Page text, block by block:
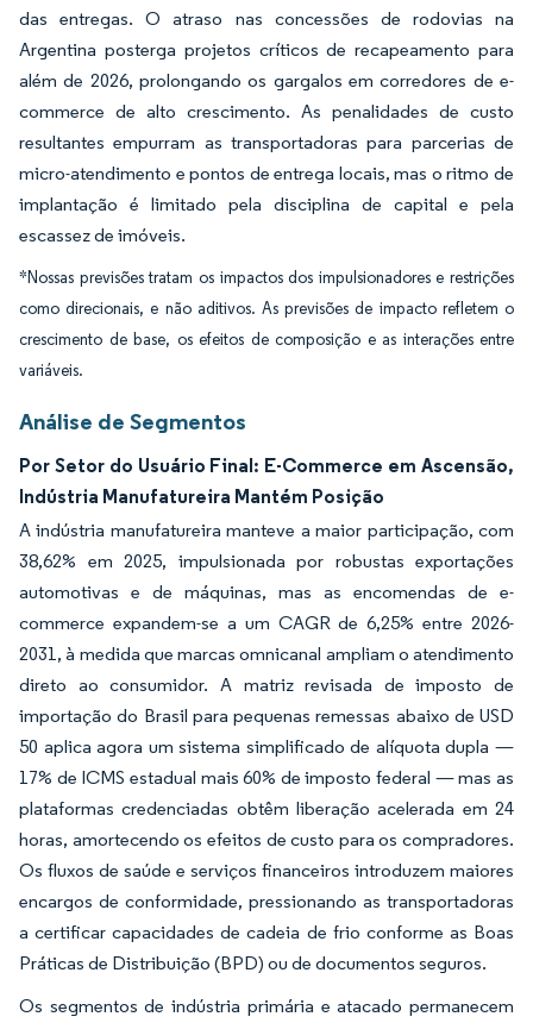
das entregas. O atraso nas concessões de rodovias na
Argentina posterga projetos críticos de recapeamento para
além de 2026, prolongando os gargalos em corredores de e-
commerce de alto crescimento. As penalidades de custo
resultantes empurram as transportadoras para parcerias de
micro-atendimento e pontos de entrega locais, mas o ritmo de
implantação é limitado pela disciplina de capital e pela
escassez de imóveis.
*Nossas previsões tratam os impactos dos impulsionadores e restrições
como direcionais, e não aditivos. As previsões de impacto refletem o
crescimento de base, os efeitos de composição e as interações entre
variáveis.
Análise de Segmentos
Por Setor do Usuário Final: E-Commerce em Ascensão,
Indústria Manufatureira Mantém Posição
A indústria manufatureira manteve a maior participação, com
38,62% em 2025, impulsionada por robustas exportações
automotivas e de máquinas, mas as encomendas de e-
commerce expandem-se a um CAGR de 6,25% entre 2026-
2031, à medida que marcas omnicanal ampliam o atendimento
direto ao consumidor. A matriz revisada de imposto de
importação do Brasil para pequenas remessas abaixo de USD
50 aplica agora um sistema simplificado de alíquota dupla —
17% de ICMS estadual mais 60% de imposto federal — mas as
plataformas credenciadas obtêm liberação acelerada em 24
horas, amortecendo os efeitos de custo para os compradores.
Os fluxos de saúde e serviços financeiros introduzem maiores
encargos de conformidade, pressionando as transportadoras
a certificar capacidades de cadeia de frio conforme as Boas
Práticas de Distribuição (BPD) ou de documentos seguros.
Os segmentos de indústria primária e atacado permanecem